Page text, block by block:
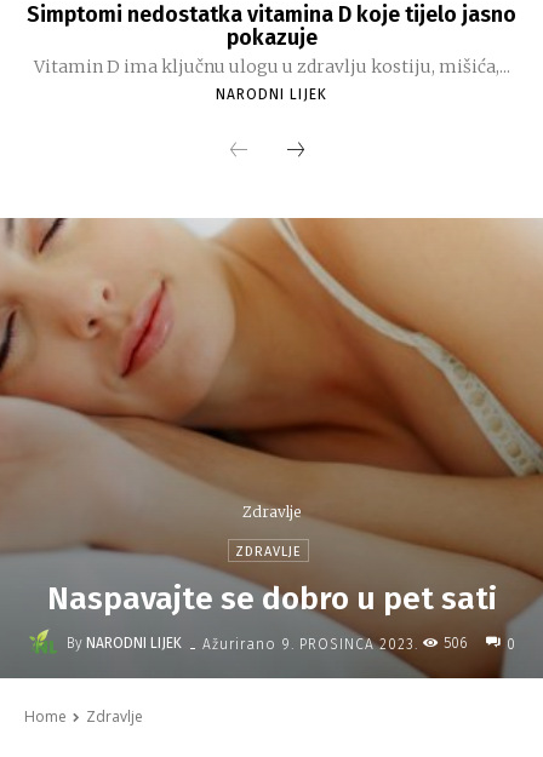
Simptomi nedostatka vitamina D koje tijelo jasno
pokazuje
Vitamin D ima ključnu ulogu u zdravlju kostiju, mišića,...
NARODNI LIJEK